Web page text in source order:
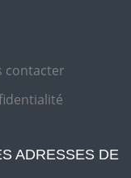
contacter
ADRESSES DE